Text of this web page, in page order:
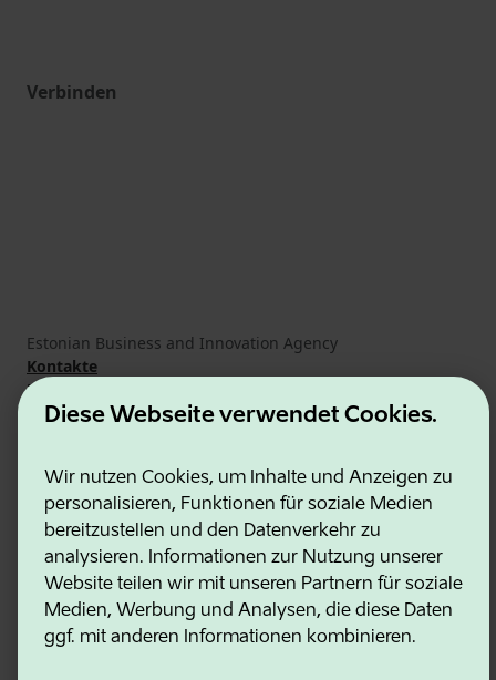
Diese Webseite verwendet Cookies.
Wir nutzen Cookies, um Inhalte und Anzeigen zu
personalisieren, Funktionen für soziale Medien
bereitzustellen und den Datenverkehr zu
analysieren. Informationen zur Nutzung unserer
Website teilen wir mit unseren Partnern für soziale
Medien, Werbung und Analysen, die diese Daten
ggf. mit anderen Informationen kombinieren.
Verbinden
Estonian Business and Innovation Agency
Kontakte
Kooperationspartner
Nutzungsbedingungen